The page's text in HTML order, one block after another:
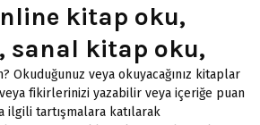
kitap oku,
sanal kitap oku,
Okuduğunuz veya okuyacağınız kitaplar
fikirlerinizi yazabilir veya içeriğe puan
tartışmalara katılarak